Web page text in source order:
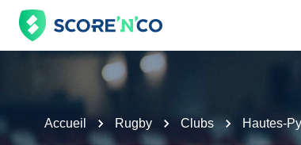
Accueil Rugby Clubs Hautes-